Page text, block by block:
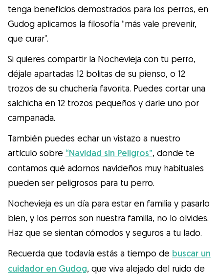
tenga beneficios demostrados para los perros, en
Gudog aplicamos la filosofía “más vale prevenir,
que curar”.
Si quieres compartir la Nochevieja con tu perro,
déjale apartadas 12 bolitas de su pienso, o 12
trozos de su chuchería favorita. Puedes cortar una
salchicha en 12 trozos pequeños y darle uno por
campanada.
También puedes echar un vistazo a nuestro
artículo sobre “Navidad sin Peligros”, donde te
contamos qué adornos navideños muy habituales
pueden ser peligrosos para tu perro.
Nochevieja es un día para estar en familia y pasarlo
bien, y los perros son nuestra familia, no lo olvides.
Haz que se sientan cómodos y seguros a tu lado.
Recuerda que todavía estás a tiempo de buscar un
cuidador en Gudog, que viva alejado del ruido de